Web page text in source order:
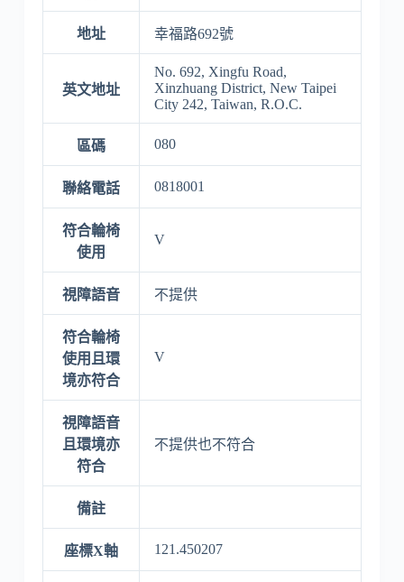
地址 幸福路692號
英文地址
No. 692, Xingfu Road,
Xinzhuang District, New Taipei
City 242, Taiwan, R.O.C.
區碼 080
聯絡電話 0818001
符合輪椅
使用
V
視障語音 不提供
符合輪椅
使用且環
境亦符合
V
視障語音
且環境亦
符合
不提供也不符合
備註
座標X軸 121.450207